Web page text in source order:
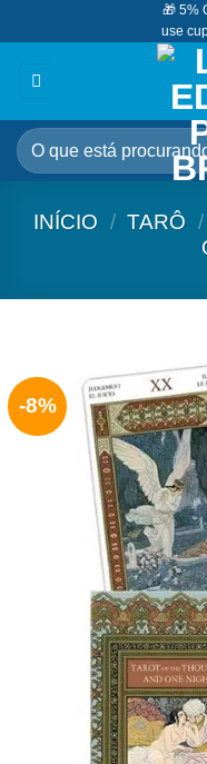
to
🎁 5%
use
Pesquisar
por:
INÍCIO / TARÔ /
-8%